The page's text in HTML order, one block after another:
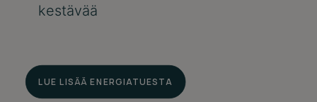
kestävää
LUE LISÄÄ ENERGIATUESTA